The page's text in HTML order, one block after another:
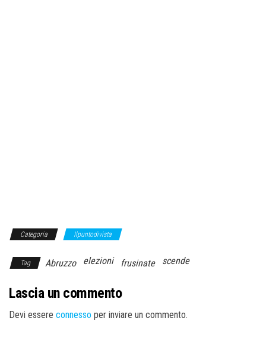
Categoria Ilpuntodivista
Tag Abruzzo elezioni frusinate scende
Lascia un commento
Devi essere connesso per inviare un commento.